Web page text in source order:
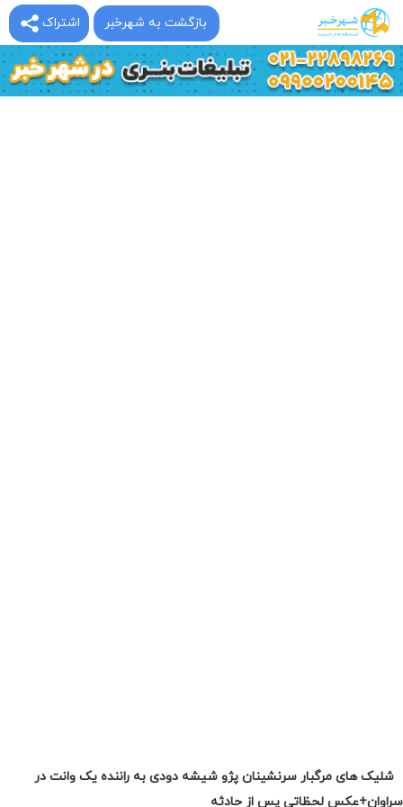
اشتراک بازگشت به شهرخبر
‫شلیک های مرگبار سرنشینان پژو شیشه دودی به راننده یک وانت در
سراوان+عکس لحظاتی پس از حادثه